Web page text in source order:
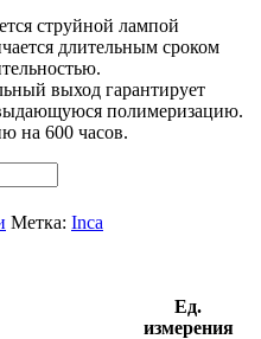
струйной лампой
длительным сроком
выход гарантирует
полимеризацию.
на 600 часов.
Метка: Inca
Ед.
измерения